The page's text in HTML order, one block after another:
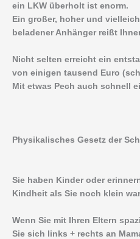
ein LKW überholt ist enorm.
Ein großer, hoher und
beladener Anhänger reißt
Nicht selten erreicht ein
von einigen tausend Euro
Mit etwas Pech auch schnell
Physikalisches Gesetz der
Sie haben Kinder oder
Kindheit als Sie noch klein
Wenn Sie mit Ihren Eltern
Sie sich links + rechts an